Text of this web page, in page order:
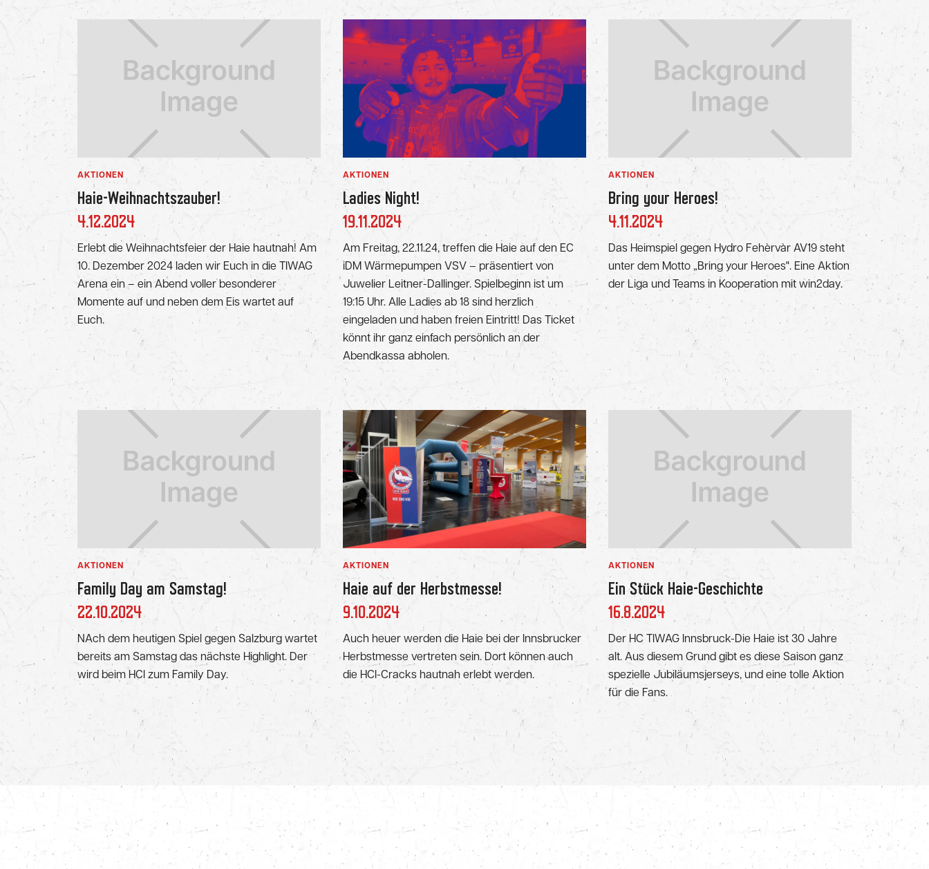
AKTIONEN
Haie-Weihnachtszauber!
4.12.2024
Erlebt die Weihnachtsfeier der Haie hautnah! Am
10. Dezember 2024 laden wir Euch in die TIWAG
Arena ein – ein Abend voller besonderer
Momente auf und neben dem Eis wartet auf
Euch.
AKTIONEN
Ladies Night!
19.11.2024
Am Freitag, 22.11.24, treffen die Haie auf den EC
iDM Wärmepumpen VSV – präsentiert von
Juwelier Leitner-Dallinger. Spielbeginn ist um
19:15 Uhr. Alle Ladies ab 18 sind herzlich
eingeladen und haben freien Eintritt! Das Ticket
könnt ihr ganz einfach persönlich an der
Abendkassa abholen.
AKTIONEN
Bring your Heroes!
4.11.2024
Das Heimspiel gegen Hydro Fehèrvàr AV19 steht
unter dem Motto „Bring your Heroes". Eine Aktion
der Liga und Teams in Kooperation mit win2day.
AKTIONEN
Family Day am Samstag!
22.10.2024
NAch dem heutigen Spiel gegen Salzburg wartet
bereits am Samstag das nächste Highlight. Der
wird beim HCI zum Family Day.
AKTIONEN
Haie auf der Herbstmesse!
9.10.2024
Auch heuer werden die Haie bei der Innsbrucker
Herbstmesse vertreten sein. Dort können auch
die HCI-Cracks hautnah erlebt werden.
AKTIONEN
Ein Stück Haie-Geschichte
16.8.2024
Der HC TIWAG Innsbruck-Die Haie ist 30 Jahre
alt. Aus diesem Grund gibt es diese Saison ganz
spezielle Jubiläumsjerseys, und eine tolle Aktion
für die Fans.